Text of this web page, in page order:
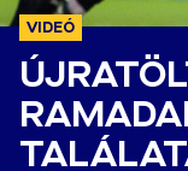
VIDEÓ